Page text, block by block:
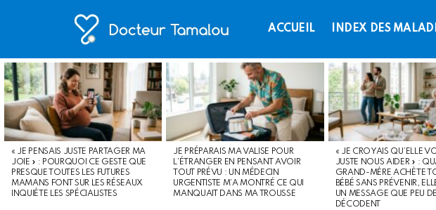
ACCUEIL INDEX DES
LATEST
STORIES
« JE PENSAIS JUSTE PARTAGER MA
JOIE » : POURQUOI CE GESTE QUE
PRESQUE TOUTES LES FUTURES
MAMANS FONT SUR LES RÉSEAUX
INQUIÈTE LES SPÉCIALISTES
JE PRÉPARAIS MA VALISE POUR
L’ÉTRANGER EN PENSANT AVOIR
TOUT PRÉVU : UN MÉDECIN
URGENTISTE M’A MONTRÉ CE QUI
MANQUAIT DANS MA TROUSSE
« JE CROYAIS QU’ELLE
JUSTE NOUS AIDER » :
GRAND-MÈRE ACHÈTE
BÉBÉ SANS PRÉVENIR,
UN MESSAGE QUE PEU
DÉCODENT